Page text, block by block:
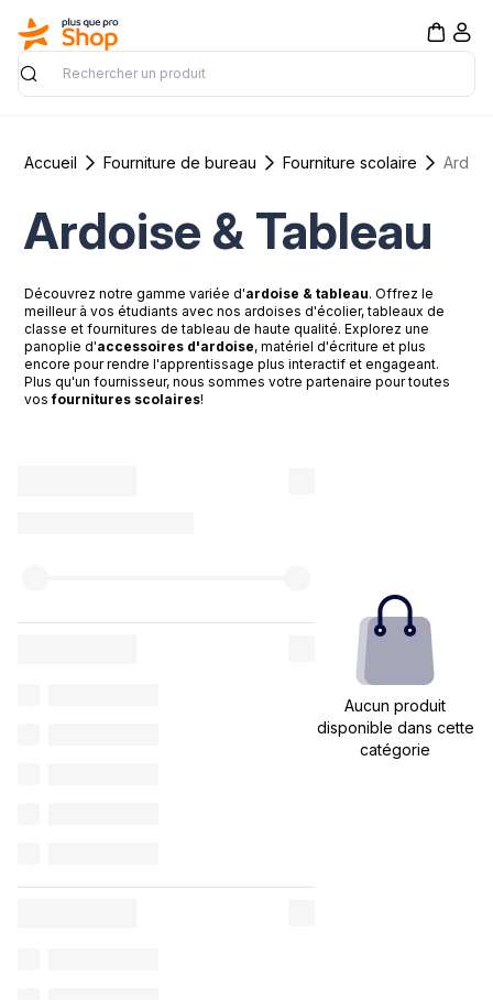
Rechercher
Accueil Fourniture de bureau Fourniture scolaire
Ardoise & Tableau
Découvrez notre gamme variée d'ardoise & tableau. Offrez le
meilleur à vos étudiants avec nos ardoises d'écolier, tableaux de
classe et fournitures de tableau de haute qualité. Explorez une
panoplie d'accessoires d'ardoise, matériel d'écriture et plus
encore pour rendre l'apprentissage plus interactif et engageant.
Plus qu'un fournisseur, nous sommes votre partenaire pour toutes
vosfournitures scolaires!
Aucun produit
disponible dans cette
catégorie